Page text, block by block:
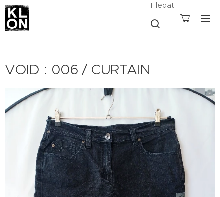
Hledat
VOID : 006 / CURTAIN